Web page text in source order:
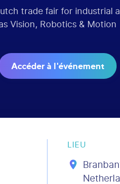
trade fair for industrial
Vision, Robotics & Motion
Accéder à l'événement
LIEU